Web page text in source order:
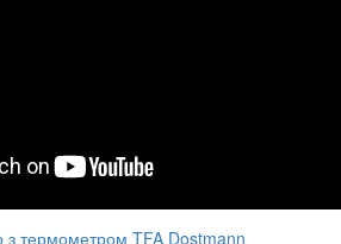
з термометром TFA Dostmann